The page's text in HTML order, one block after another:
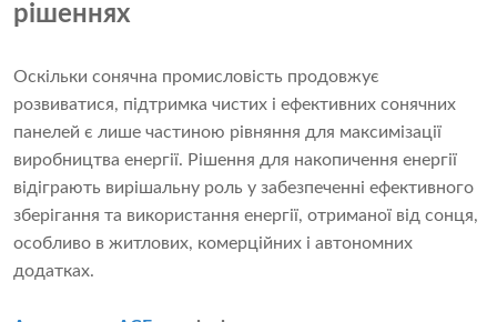
рішеннях
Оскільки сонячна промисловість продовжує
розвиватися, підтримка чистих і ефективних сонячних
панелей є лише частиною рівняння для максимізації
виробництва енергії. Рішення для накопичення енергії
відіграють вирішальну роль у забезпеченні ефективного
зберігання та використання енергії, отриманої від сонця,
особливо в житлових, комерційних і автономних
додатках.